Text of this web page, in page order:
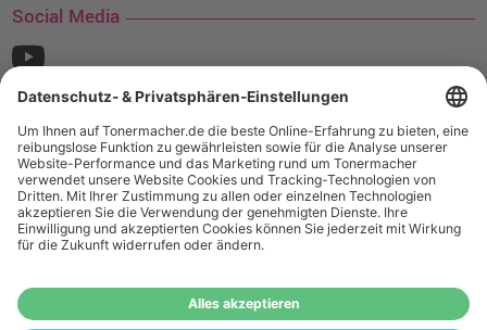
Social Media
¹ Nur gültig für den Versand innerhalb Deutschlands. Befindet sich ein Warenwert
von mindestens 35€ (inkl. Mwst.) an Ampertec Artikeln in Ihrem Warenkorb, ist der
Versand für Sie kostenfrei.